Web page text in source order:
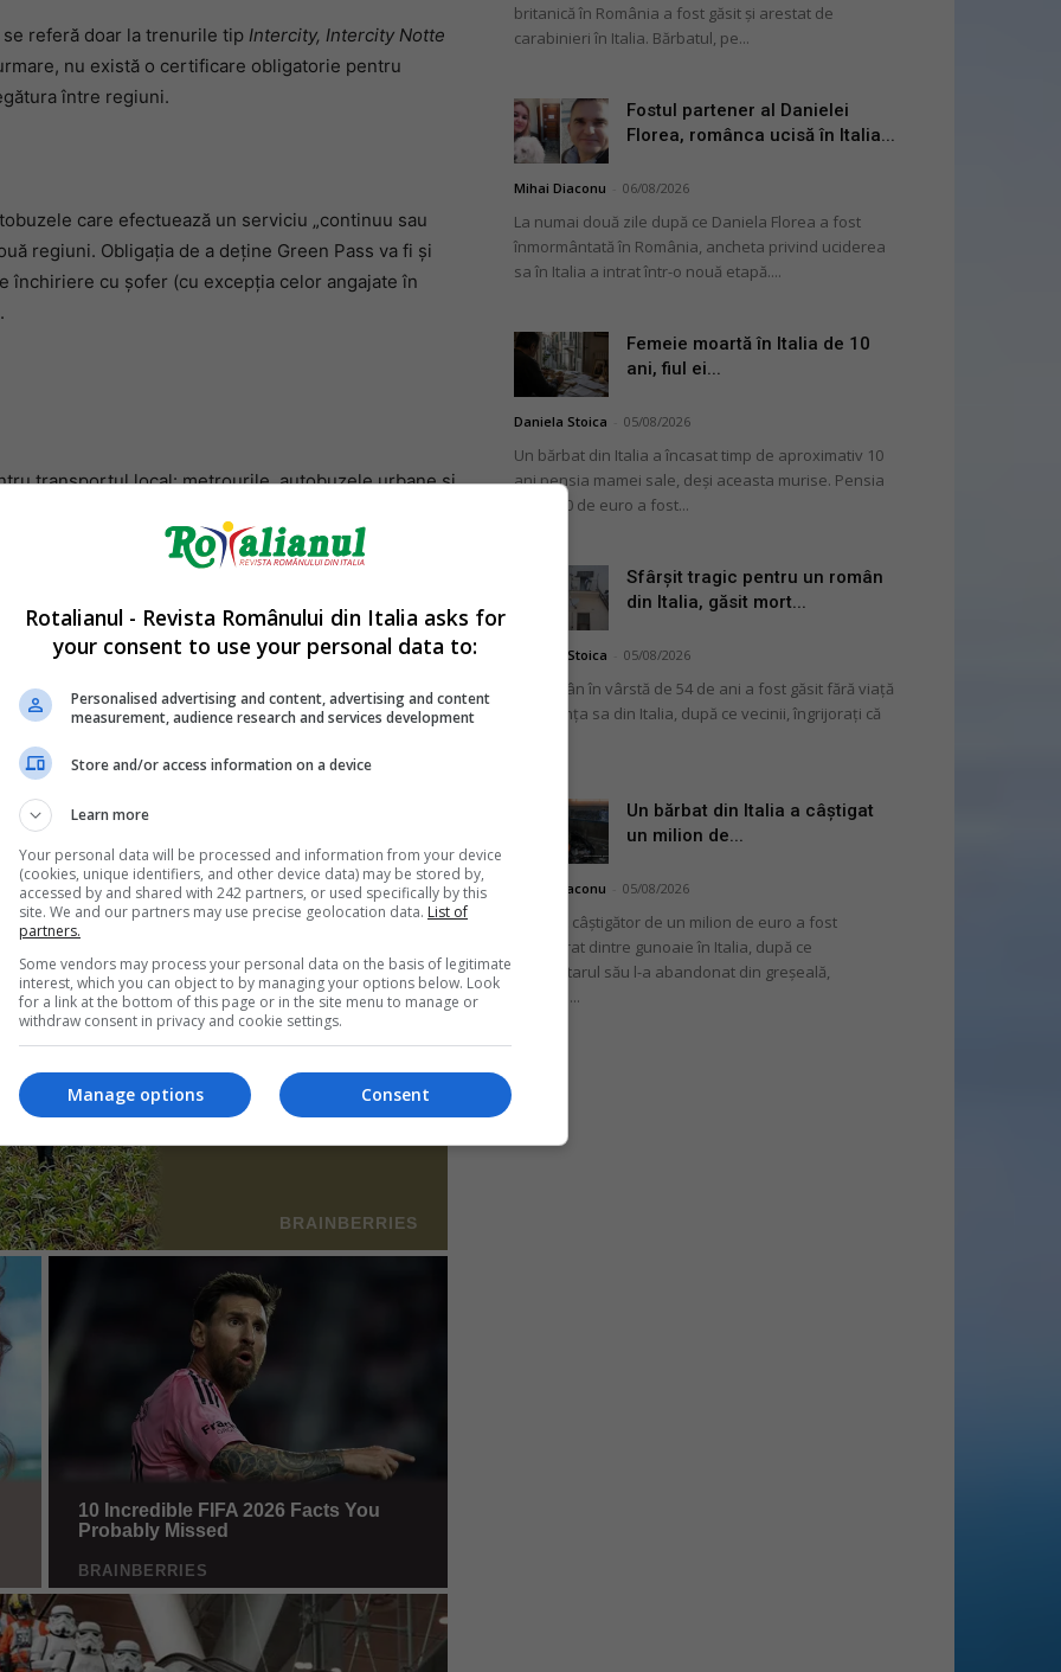
referă doar la trenurile tip Intercity, Intercity Notte
nu există o certificare obligatorie pentru
între regiuni.
care efectuează un serviciu „continuu sau
regiuni. Obligația de a deține Green Pass va fi și
cu șofer (cu excepția celor angajate în
transportul local: metrourile, autobuzele urbane și
din motive de sănătate vor putea utiliza
nave și autobuze) fără Green Pass, pe baza
definite de Ministerul Sănătății.
uriașă de peste 2 milioane de euro
britanică în România a fost găsit și arestat de
carabinieri în Italia. Bărbatul, pe...
Fostul partener al Danielei
Florea, românca ucisă în Italia...
Mihai Diaconu 06/08/2026
La numai două zile după ce Daniela Florea a fost
înmormântată în România, ancheta privind uciderea
sa în Italia a intrat într-o nouă etapă....
Femeie moartă în Italia de 10
ani, fiul ei...
Daniela Stoica 05/08/2026
Un bărbat din Italia a încasat timp de aproximativ 10
ani pensia mamei sale, deși aceasta murise. Pensia
de 2.000 de euro a fost...
Sfârșit tragic pentru un român
din Italia, găsit mort...
Daniela Stoica 05/08/2026
Un român în vârstă de 54 de ani a fost găsit fără viață
în locuința sa din Italia, după ce vecinii, îngrijorați că
Un bărbat din Italia a câștigat
un milion de...
Mihai Diaconu 05/08/2026
Un bilet câștigător de un milion de euro a fost
recuperat dintre gunoaie în Italia, după ce
proprietarul său l-a abandonat din greșeală,
convins...
Rotalianul - Revista Românului din Italia asks for
your consent to use your personal data to:
Personalised advertising and content, advertising and content
measurement, audience research and services development
Store and/or access information on a device
Learn more
Your personal data will be processed and information from your device
(cookies, unique identifiers, and other device data) may be stored by,
accessed by and shared with 242 partners, or used specifically by this
site. We and our partners may use precise geolocation data. List of
partners.
Some vendors may process your personal data on the basis of legitimate
interest, which you can object to by managing your options below. Look
for a link at the bottom of this page or in the site menu to manage or
withdraw consent in privacy and cookie settings.
Consent
Manage options